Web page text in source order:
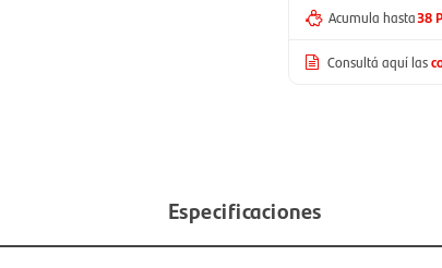
Acumula hasta38
Consultá aquí las
Especificaciones